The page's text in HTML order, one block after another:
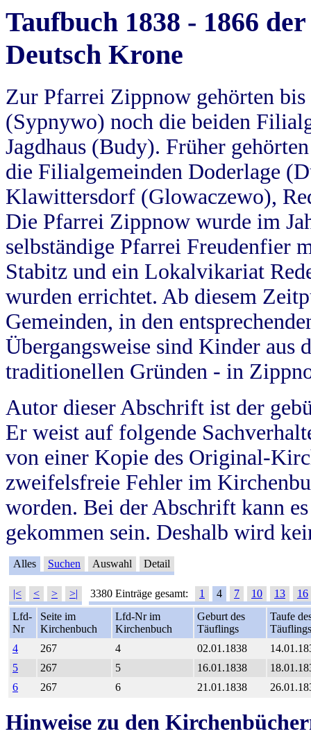
Taufbuch 1838 - 1866
Deutsch Krone
Zur Pfarrei Zippnow gehörten
(Sypnywo) noch die beiden
Jagdhaus (Budy). Früher
die Filialgemeinden Doderlage
Klawittersdorf (Glowaczewo),
Die Pfarrei Zippnow wurde im
selbständige Pfarrei Freudenfier
Stabitz und ein Lokalvikariat
wurden errichtet. Ab diesem
Gemeinden, in den
Übergangsweise sind Kinder aus
traditionellen Gründen - in
Autor dieser Abschrift ist der
Er weist auf folgende
von einer Kopie des Original-
zweifelsfreie Fehler im
worden. Bei der Abschrift kann
gekommen sein. Deshalb wird
Alles Suchen Auswahl Detail
|< < > >| 3380 Einträge gesamt: 1 4 7 10 13
16
Lfd-
Nr
Seite im
Kirchenbuch
Lfd-Nr im
Kirchenbuch
Geburt des
Täuflings
Taufe
Täuflings
4
267 4 02.01.1838
5
267 5 16.01.1838
6
267 6 21.01.1838
Hinweise zu den